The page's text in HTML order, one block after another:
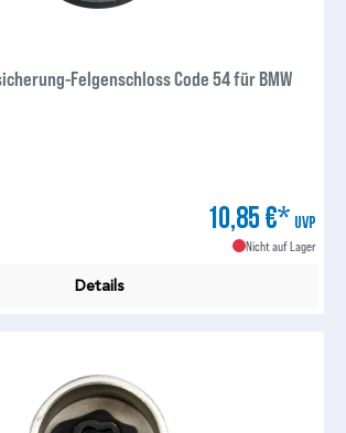
Felgenschloss Code 54 für BMW
10,85 €* UVP
Nicht auf Lager
Details